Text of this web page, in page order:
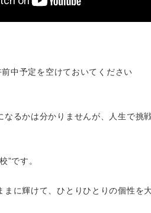
中予定を空けておいてください
なるかは分かりませんが、人生で挑
”です。
まに輝けて、ひとりひとりの個性を